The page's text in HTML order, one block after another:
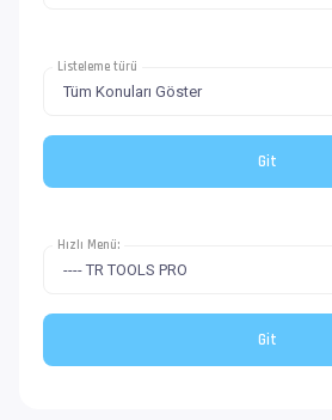
Listeleme türü
Hızlı Menü: